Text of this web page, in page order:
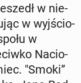
w nie­
w wyj­ścio­
w
Na­cio­
"Smoki”